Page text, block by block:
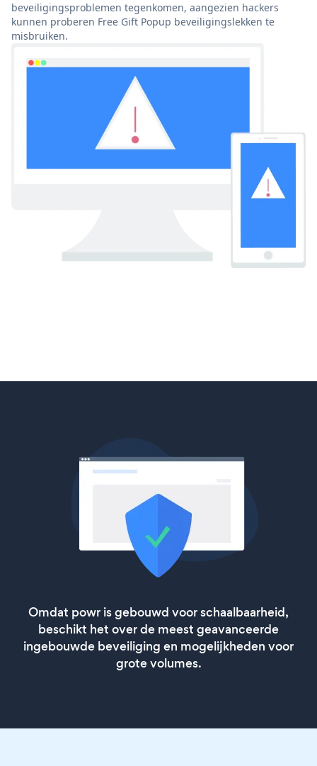
beveiligingsproblemen tegenkomen, aangezien hackers
kunnen proberen Free Gift Popup beveiligingslekken te
misbruiken.
Omdat powr is gebouwd voor schaalbaarheid,
beschikt het over de meest geavanceerde
ingebouwde beveiliging en mogelijkheden voor
grote volumes.